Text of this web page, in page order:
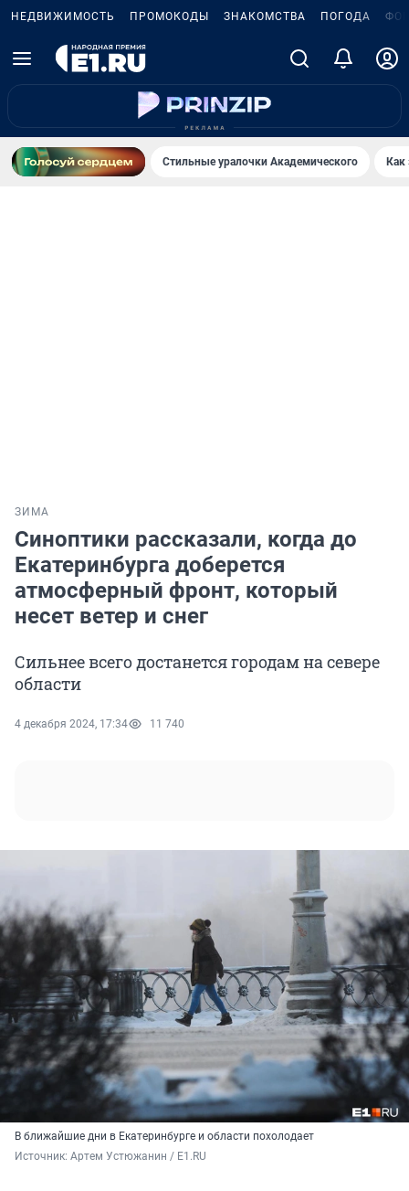
НЕДВИЖИМОСТЬ ПРОМОКОДЫ ЗНАКОМСТВА ПОГОДА
Стильные уралочки Академического
ЗИМА
Синоптики рассказали, когда до
Екатеринбурга доберется
атмосферный фронт, который
несет ветер и снег
Сильнее всего достанется городам на севере
области
4 декабря 2024, 17:34 11 740
В ближайшие дни в Екатеринбурге и области похолодает
Источник: Артем Устюжанин / E1.RU